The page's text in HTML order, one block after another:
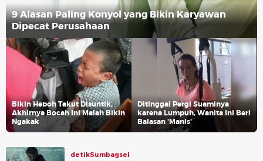
9 Alasan Paling Konyol yang Bikin Karyawan
Dipecat Perusahaan
Bikin Heboh Takut Disuntik,
Akhirnya Bocah Ini Malah Bikin
Ngakak
Ditinggal Pergi Suaminya
karena Lumpuh, Wanita Ini Beri
Balasan 'Manis'
detikSumbagsel